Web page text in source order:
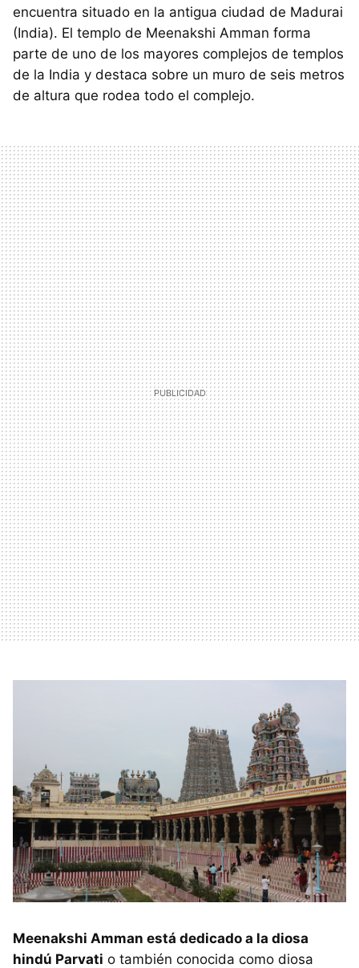
encuentra situado en la antigua ciudad de Madurai
(India). El templo de Meenakshi Amman forma
parte de uno de los mayores complejos de templos
de la India y destaca sobre un muro de seis metros
de altura que rodea todo el complejo.
Meenakshi Amman está dedicado a la diosa
hindú Parvati o también conocida como diosa